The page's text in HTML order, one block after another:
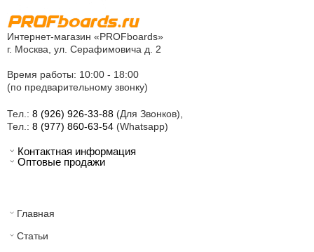
Интернет-магазин «PROFboards»
г. Москва, ул. Серафимовича д. 2
Время работы: 10:00 - 18:00
(по предварительному звонку)
Тел.: 8 (926) 926-33-88 (Для Звонков),
Тел.: 8 (977) 860-63-54 (Whatsapp)
Контактная информация
Оптовые продажи
Главная
Статьи